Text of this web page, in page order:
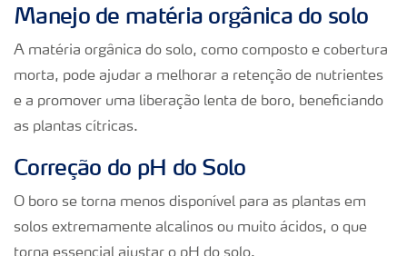
Manejo de matéria orgânica do solo
A matéria orgânica do solo, como composto e cobertura
morta, pode ajudar a melhorar a retenção de nutrientes
e a promover uma liberação lenta de boro, beneficiando
as plantas cítricas.
Correção do pH do Solo
O boro se torna menos disponível para as plantas em
solos extremamente alcalinos ou muito ácidos, o que